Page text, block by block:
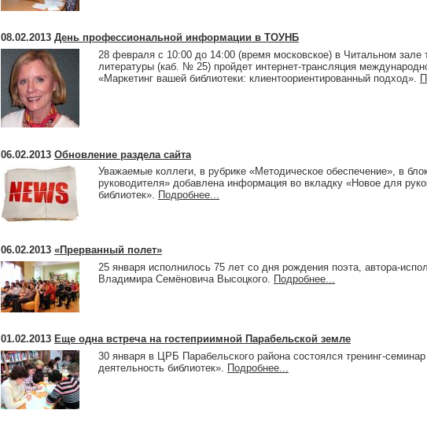
08.02.2013 День профессиональной информации в ТОУНБ
28 февраля с 10:00 до 14:00 (время московское) в Читальном зале
литературы (каб. № 25) пройдет интернет-трансляция
«Маркетинг вашей библиотеки: клиентоориентированный подход».
06.02.2013 Обновление раздела сайта
Уважаемые коллеги, в рубрике «Методическое обеспечение», в
руководителя» добавлена информация во вкладку «Новое для
библиотек». Подробнее...
06.02.2013 «Прерванный полет»
25 января исполнилось 75 лет со дня рождения поэта, автора-
Владимира Семёновича Высоцкого. Подробнее...
01.02.2013 Еще одна встреча на гостеприимной Парабельской земле
30 января в ЦРБ Парабельского района состоялся тренинг-
деятельность библиотек».
Подробнее...